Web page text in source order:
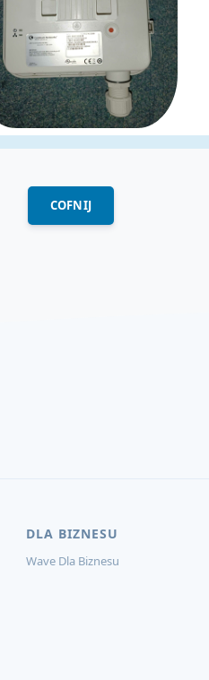
COFNIJ
DLA BIZNESU
Wave Dla Biznesu